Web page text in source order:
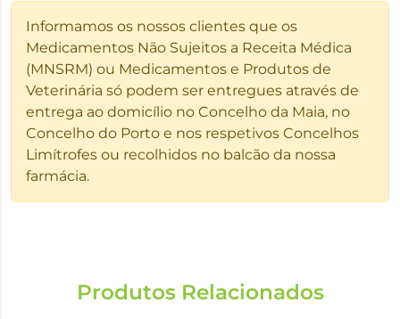
Informamos os nossos clientes que os
Medicamentos Não Sujeitos a Receita Médica
(MNSRM) ou Medicamentos e Produtos de
Veterinária só podem ser entregues através de
entrega ao domicílio no Concelho da Maia, no
Concelho do Porto e nos respetivos Concelhos
Limítrofes ou recolhidos no balcão da nossa
farmácia.
Produtos Relacionados